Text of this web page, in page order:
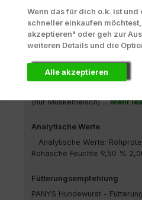
Beschreibung
Mal etwas ganz besonderes!
Training,Hyposensitive,
Fleischantei…Mehr
Zusammensetzung
(nur Muskelfleisch) ...Mehr
Analytische Werte
Analytische Werte:
Rohasche Feuchte 9,50 %
Fütterungsempfehlung
PANYS Hundewurst -
Wenn das für dich o.k. ist
schneller einkaufen
akzeptieren" oder geh zur
weiteren Details und die
Alle akzeptieren